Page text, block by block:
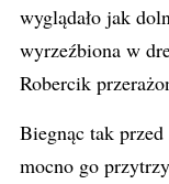
wyglądało jak
wyrzeźbiona w
Robercik
Biegnąc tak
mocno go